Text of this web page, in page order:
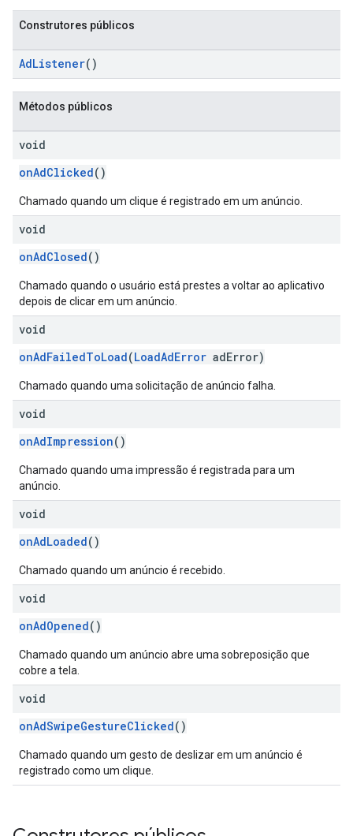
Construtores públicos
AdListener()
Métodos públicos
void
onAdClicked()
Chamado quando um clique é registrado em um anúncio.
void
onAdClosed()
Chamado quando o usuário está prestes a voltar ao aplicativo
depois de clicar em um anúncio.
void
onAdFailedToLoad(LoadAdError adError)
Chamado quando uma solicitação de anúncio falha.
void
onAdImpression()
Chamado quando uma impressão é registrada para um
anúncio.
void
onAdLoaded()
Chamado quando um anúncio é recebido.
void
onAdOpened()
Chamado quando um anúncio abre uma sobreposição que
cobre a tela.
void
onAdSwipeGestureClicked()
Chamado quando um gesto de deslizar em um anúncio é
registrado como um clique.